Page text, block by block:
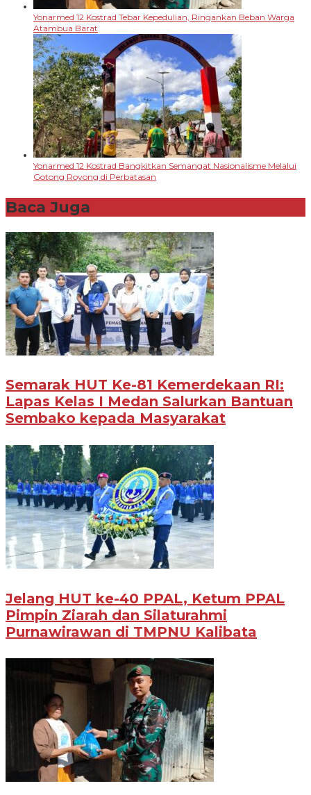
Yonarmed 12 Kostrad Tebar Kepedulian, Ringankan Beban Warga
Atambua Barat
Yonarmed 12 Kostrad Bangkitkan Semangat Nasionalisme Melalui
Gotong Royong di Perbatasan
Baca Juga
Semarak HUT Ke-81 Kemerdekaan RI:
Lapas Kelas I Medan Salurkan Bantuan
Sembako kepada Masyarakat
Jelang HUT ke-40 PPAL, Ketum PPAL
Pimpin Ziarah dan Silaturahmi
Purnawirawan di TMPNU Kalibata